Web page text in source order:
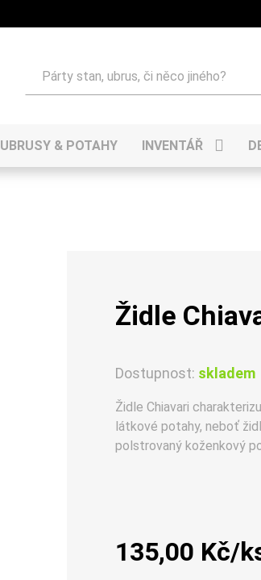
UBRUSY & POTAHY INVENTÁŘ
Židle
Dostupnost: skladem
Židle Chiavari
látkové potahy, neboť
polstrovaný koženkový
135,00 Kč/